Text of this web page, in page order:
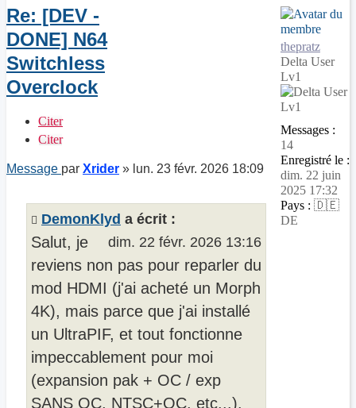
Re: [DEV -
DONE] N64
Switchless
Overclock
Citer
Citer
Message par Xrider » lun. 23 févr. 2026 18:09
DemonKlyd a écrit :
dim. 22 févr. 2026 13:16
Salut, je
reviens non pas pour reparler du
mod HDMI (j'ai acheté un Morph
4K), mais parce que j'ai installé
un UltraPIF, et tout fonctionne
impeccablement pour moi
(expansion pak + OC / exp
SANS OC, NTSC+OC, etc...).
thepratz
Delta User
Lv1
Messages :
14
Enregistré le :
dim. 22 juin
2025 17:32
Pays : 🇩🇪
DE